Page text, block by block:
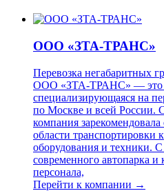
ООО «ЗТА-ТРАНС»
Перевозка негабаритных
ООО «ЗТА-ТРАНС» — это
специализирующаяся на
по Москве и всей России.
компания
области транспортировки
оборудования и техники.
современного автопарка
персонала,
Перейти к компании →